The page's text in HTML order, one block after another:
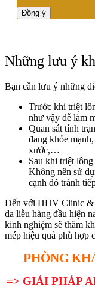
Những lưu ý
Bạn cần lưu ý những
Trước khi triệt
như vậy dễ làm
Quan sát tính
đang khỏe
xước,…
Sau khi triệt
Không nên sử
cạnh đó tránh
Đến với HHV Clinic &
da liễu hàng đầu hiện
kinh nghiệm sẽ thăm
mép hiệu quả phù hợp
PHÒNG
=> GIẢI PHÁP